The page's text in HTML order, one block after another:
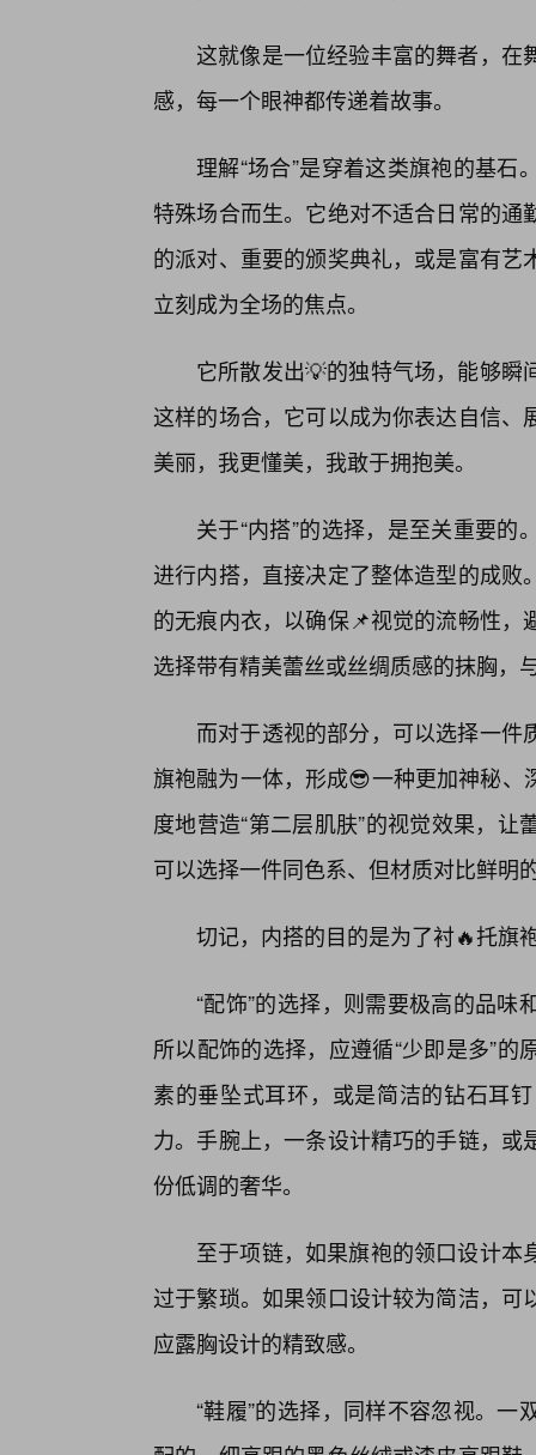
这就像是一位经验丰富的舞者，
感，每一个眼神都传递着故事。
理解“场合”是穿着这类旗袍的基
特殊场合而生。它绝对不适合日常的
的派对、重要的颁奖典礼，或是富有
立刻成为全场的焦点。
它所散发出💡的独特气场，能够
这样的场合，它可以成为你表达自信
美丽，我更懂美，我敢于拥抱美。
关于“内搭”的选择，是至关重要
进行内搭，直接决定了整体造型的成
的无痕内衣，以确保📌视觉的流畅性
选择带有精美蕾丝或丝绸质感的抹胸，
而对于透视的部分，可以选择一
旗袍融为一体，形成😎一种更加神秘
度地营造“第二层肌肤”的视觉效果，
可以选择一件同色系、但材质对比鲜明
切记，内搭的目的是为了衬🔥托旗
“配饰”的选择，则需要极高的品
所以配饰的选择，应遵循“少即是多”
素的垂坠式耳环，或是简洁的钻石耳
力。手腕上，一条设计精巧的手链，
份低调的奢华。
至于项链，如果旗袍的领口设计
过于繁琐。如果领口设计较为简洁，
应露胸设计的精致感。
“鞋履”的选择，同样不容忽视。